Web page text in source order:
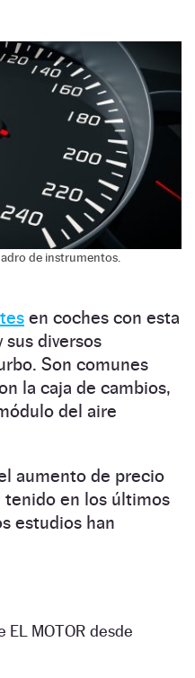
de instrumentos.
en coches con esta
diversos
Son comunes
la caja de cambios,
del aire
aumento de precio
tenido en los últimos
estudios han
MOTOR desde